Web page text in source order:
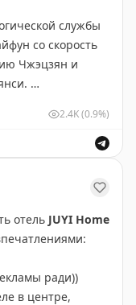
службы
со скорость
Чжэцзян и
подтопления.
2.4K(0.9%)
отель JUYI Home
ради))
в центре,